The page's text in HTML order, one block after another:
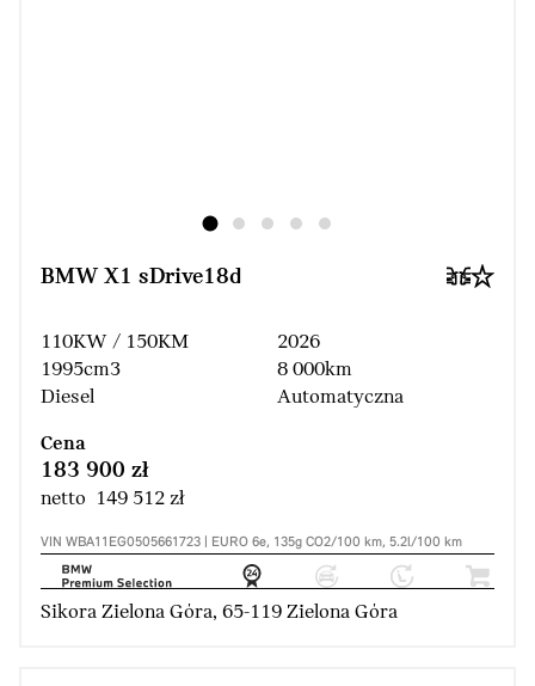
BMW X1 sDrive18d
110KW / 150KM
1995cm3
Diesel
2026
8 000km
Automatyczna
Cena
183 900 zł
netto 149 512 zł
VIN WBA11EG0505661723 | EURO 6e, 135g CO2/100 km, 5.2l/100 km
Sikora Zielona Góra, 65-119 Zielona Góra